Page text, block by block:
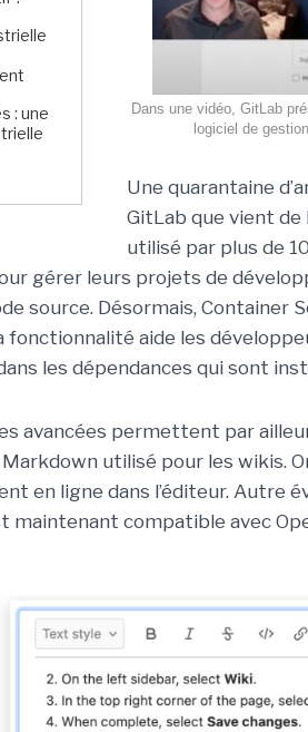
: une
Dans une vidéo, GitLab
logiciel de
Une quarantaine
GitLab que vient
utilisé par plus de
gérer leurs projets de
source. Désormais, Container
fonctionnalité aide les
les dépendances qui sont
avancées permettent par
utilisé pour les wikis.
en ligne dans l’éditeur. Autre
maintenant compatible avec